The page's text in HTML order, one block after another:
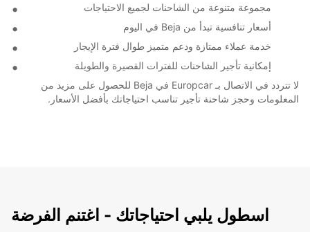
مجموعة متنوعة من الشاحنات لجميع الاحتياجات
أسعار تنافسية تبدأ من Beja في اليوم
خدمة عملاء ممتازة ودعم متميز طوال فترة الإيجار
إمكانية تأجير الشاحنات للفترات القصيرة والطويلة
لا تتردد في الاتصال بـ Europcar في Beja للحصول على مزيد من
المعلومات وحجز شاحنة تأجير تناسب احتياجاتك بأفضل الأسعار.
اسطول يلبي احتياجاتك - اغتنم الفرضة